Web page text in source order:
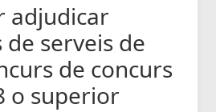
adjudicar
serveis de
de concurs
o superior